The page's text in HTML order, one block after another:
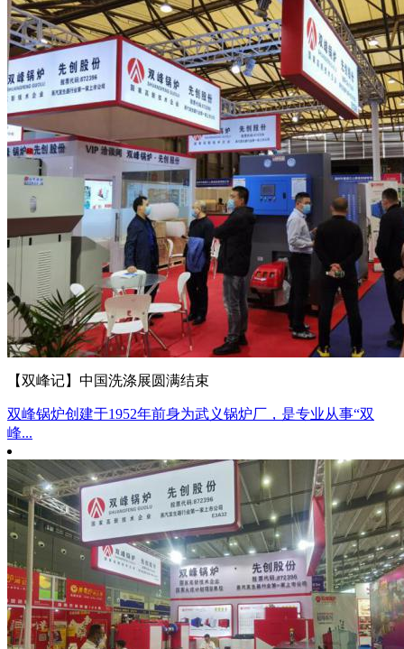
【双峰记】中国洗涤展圆满结束
双峰锅炉创建于1952年前身为武义锅炉厂，是专业从事“双
峰...